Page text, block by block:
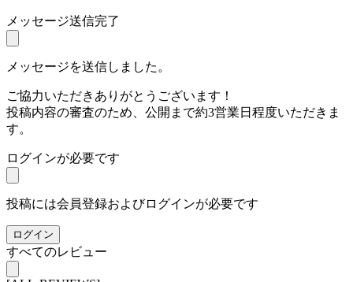
メッセージ送信完了
メッセージを送信しました。
ご協力いただきありがとうございます！
投稿内容の審査のため、公開まで約3営業日程度いただきま
す。
ログインが必要です
投稿には会員登録およびログインが必要です
ログイン
すべてのレビュー